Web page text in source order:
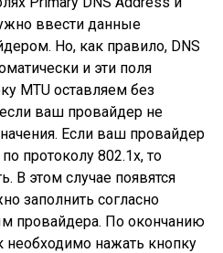
ввести данные
Но, как правило, DNS
и эти поля
MTU оставляем без
ваш провайдер не
Если ваш провайдер
протоколу 802.1х, то
В этом случае появятся
заполнить согласно
провайдера. По окончанию
необходимо нажать кнопку